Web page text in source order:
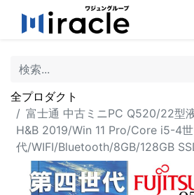
全プロダクト
富士通 中古ミニPC Q520/22型
H&B 2019/Win 11 Pro/Core i5-4世
代/WIFI/Bluetooth/8GB/128GB